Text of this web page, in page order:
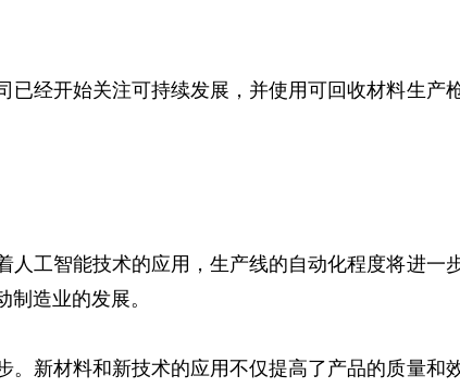
经开始关注可持续发展，并使用可回收材料生产
工智能技术的应用，生产线的自动化程度将进一
造业的发展。
新材料和新技术的应用不仅提高了产品的质量和